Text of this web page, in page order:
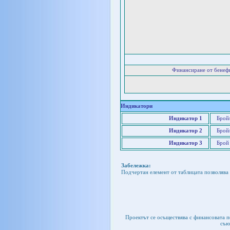
Финансиране от
Индикатори
Индикатор 1
Индикатор 2
Индикатор 3 Брой
Забележка:
Подчертан елемент от таблицата
Проектът се осъществява с финансовата